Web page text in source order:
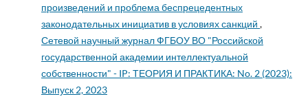
произведений и проблема беспрецедентных
законодательных инициатив в условиях санкций ,
Сетевой научный журнал ФГБОУ ВО "Российской
государственной академии интеллектуальной
собственности" - IP: ТЕОРИЯ И ПРАКТИКА: No. 2 (2023):
Выпуск 2, 2023